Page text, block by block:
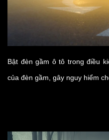
Bật đèn gầm ô tô trong điều
của đèn gầm, gây nguy hiểm